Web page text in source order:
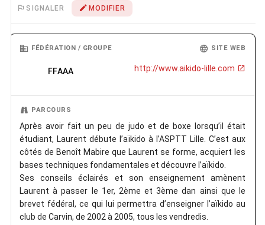
SIGNALER MODIFIER
FÉDÉRATION / GROUPE
FFAAA
SITE WEB
http://www.aikido-lille.com
PARCOURS
Après avoir fait un peu de judo et de boxe lorsqu’il était
étudiant, Laurent débute l’aïkido à l’ASPTT Lille. C’est aux
côtés de Benoît Mabire que Laurent se forme, acquiert les
bases techniques fondamentales et découvre l’aïkido.
Ses conseils éclairés et son enseignement amènent
Laurent à passer le 1er, 2ème et 3ème dan ainsi que le
brevet fédéral, ce qui lui permettra d’enseigner l’aïkido au
club de Carvin, de 2002 à 2005, tous les vendredis.